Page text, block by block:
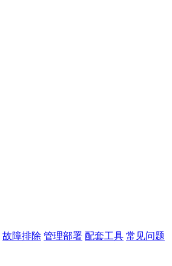
故障排除 管理部署 配套工具 常见问题